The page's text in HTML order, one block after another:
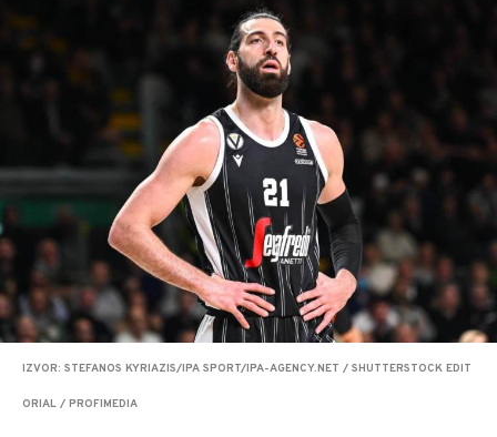
IZVOR: STEFANOS KYRIAZIS/IPA SPORT/IPA-AGENCY.NET / SHUTTERSTOCK EDIT
ORIAL / PROFIMEDIA